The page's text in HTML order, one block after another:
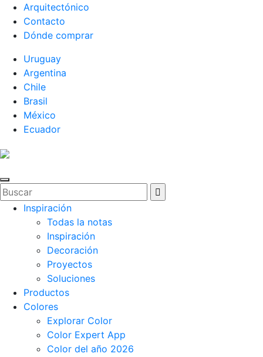
Arquitectónico
Contacto
Dónde comprar
Uruguay
Argentina
Chile
Brasil
México
Ecuador
Inspiración
Todas la notas
Inspiración
Decoración
Proyectos
Soluciones
Productos
Colores
Explorar Color
Color Expert App
Color del año 2026